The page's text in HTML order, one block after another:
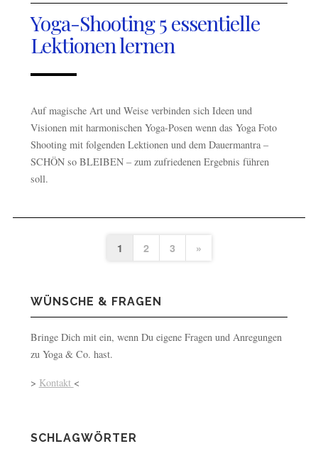
Yoga-Shooting 5 essentielle
Lektionen lernen
Auf magische Art und Weise verbinden sich Ideen und
Visionen mit harmonischen Yoga-Posen wenn das Yoga Foto
Shooting mit folgenden Lektionen und dem Dauermantra –
SCHÖN so BLEIBEN – zum zufriedenen Ergebnis führen
soll.
1 2 3 »
WÜNSCHE & FRAGEN
Bringe Dich mit ein, wenn Du eigene Fragen und Anregungen
zu Yoga & Co. hast.
> Kontakt <
SCHLAGWÖRTER